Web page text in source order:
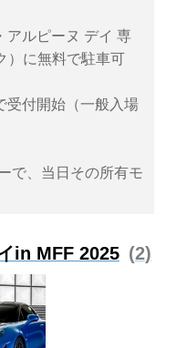
アルピーヌ デイ 専
）に無料で駐車可
受付開始（一般入場
で、当日その所有モ
in MFF 2025 2